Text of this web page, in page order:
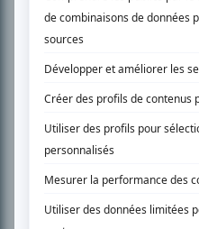
Accueil
Liste des oeuvres
Liste des comédiens
Recherche avancée
À propos
Nous contacter
Termes et conditions
Politique de confidentialité